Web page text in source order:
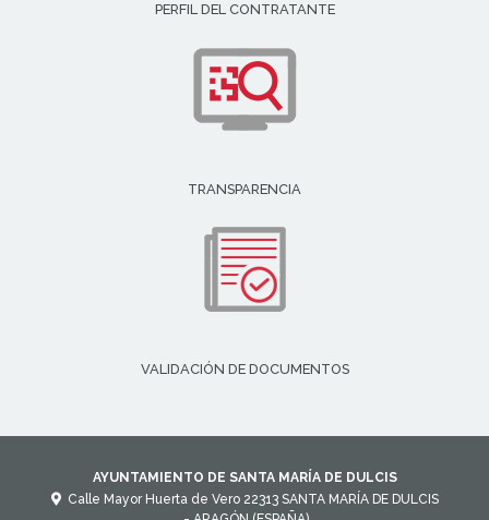
PERFIL DEL CONTRATANTE
TRANSPARENCIA
VALIDACIÓN DE DOCUMENTOS
AYUNTAMIENTO DE SANTA MARÍA DE DULCIS
Calle Mayor Huerta de Vero 22313 SANTA MARÍA DE DULCIS